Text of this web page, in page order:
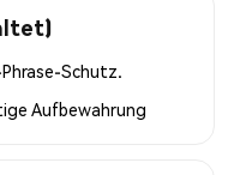
Schutz.
Aufbewahrung